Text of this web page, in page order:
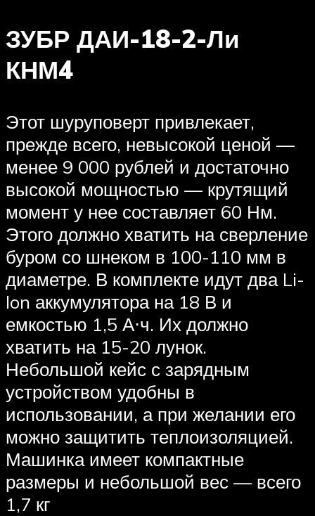
ЗУБР ДАИ-18-2-Ли
КНМ4
Этот шуруповерт привлекает,
прежде всего, невысокой ценой —
менее 9 000 рублей и достаточно
высокой мощностью — крутящий
момент у нее составляет 60 Нм.
Этого должно хватить на сверление
буром со шнеком в 100-110 мм в
диаметре. В комплекте идут два Li-
Ion аккумулятора на 18 В и
емкостью 1,5 А⋅ч. Их должно
хватить на 15-20 лунок.
Небольшой кейс с зарядным
устройством удобны в
использовании, а при желании его
можно защитить теплоизоляцией.
Машинка имеет компактные
размеры и небольшой вес — всего
1,7 кг